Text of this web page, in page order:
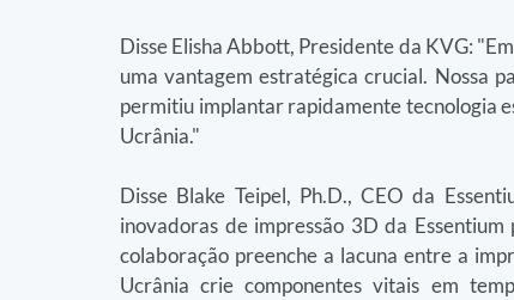
Disse Elisha Abbott, Presidente da KVG:
uma vantagem estratégica crucial. Nossa
permitiu implantar rapidamente tecnologia
Ucrânia."
Disse Blake Teipel, Ph.D., CEO da
inovadoras de impressão 3D da
colaboração preenche a lacuna entre a
Ucrânia crie componentes vitais em